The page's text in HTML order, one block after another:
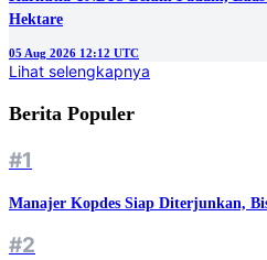
Hektare
05 Aug 2026 12:12 UTC
Lihat selengkapnya
Berita Populer
#1
Manajer Kopdes Siap Diterjunkan,
#2